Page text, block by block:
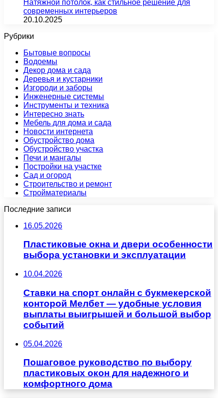
Натяжной потолок, как стильное решение для
современных интерьеров
20.10.2025
Рубрики
Бытовые вопросы
Водоемы
Декор дома и сада
Деревья и кустарники
Изгороди и заборы
Инженерные системы
Инструменты и техника
Интересно знать
Мебель для дома и сада
Новости интернета
Обустройство дома
Обустройство участка
Печи и мангалы
Постройки на участке
Сад и огород
Строительство и ремонт
Стройматериалы
Последние записи
16.05.2026
Пластиковые окна и двери особенности
выбора установки и эксплуатации
10.04.2026
Ставки на спорт онлайн с букмекерской
конторой Мелбет — удобные условия
выплаты выигрышей и большой выбор
событий
05.04.2026
Пошаговое руководство по выбору
пластиковых окон для надежного и
комфортного дома